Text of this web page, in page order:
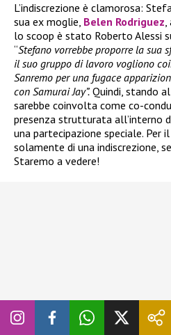
L’indiscrezione è clamorosa:
sua ex moglie, Belen Rodriguez,
lo scoop è stato Roberto Alessi
“Stefano vorrebbe proporre la sua
il suo gruppo di lavoro vogliono
Sanremo per una fugace
con Samurai Jay”. Quindi, stando
sarebbe coinvolta come co-
presenza strutturata all’interno
una partecipazione speciale.
solamente di una indiscrezione,
Staremo a vedere!